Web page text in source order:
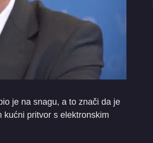
je na snagu, a to znači da je
kućni pritvor s elektronskim